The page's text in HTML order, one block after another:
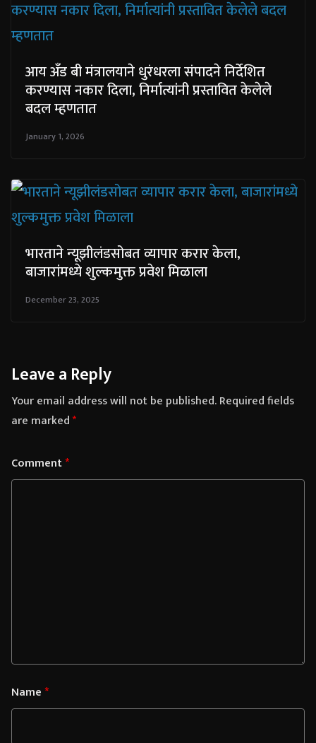
आय अँड बी मंत्रालयाने धुरंधरला संपादने निर्देशित
करण्यास नकार दिला, निर्मात्यांनी प्रस्तावित केलेले
बदल म्हणतात
January 1, 2026
भारताने न्यूझीलंडसोबत व्यापार करार केला,
बाजारांमध्ये शुल्कमुक्त प्रवेश मिळाला
December 23, 2025
Leave a Reply
Your email address will not be published.Required fields
are marked*
Comment*
Name*